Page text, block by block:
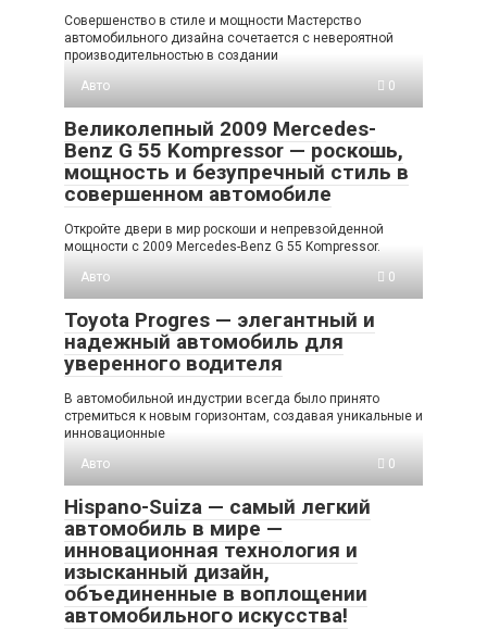
Совершенство в стиле и мощности Мастерство
автомобильного дизайна сочетается с невероятной
производительностью в создании
Авто
0
Великолепный 2009 Mercedes-
Benz G 55 Kompressor — роскошь,
мощность и безупречный стиль в
совершенном автомобиле
Откройте двери в мир роскоши и непревзойденной
мощности с 2009 Mercedes-Benz G 55 Kompressor.
Авто
0
Toyota Progres — элегантный и
надежный автомобиль для
уверенного водителя
В автомобильной индустрии всегда было принято
стремиться к новым горизонтам, создавая уникальные и
инновационные
Авто
0
Hispano-Suiza — самый легкий
автомобиль в мире —
инновационная технология и
изысканный дизайн,
объединенные в воплощении
автомобильного искусства!